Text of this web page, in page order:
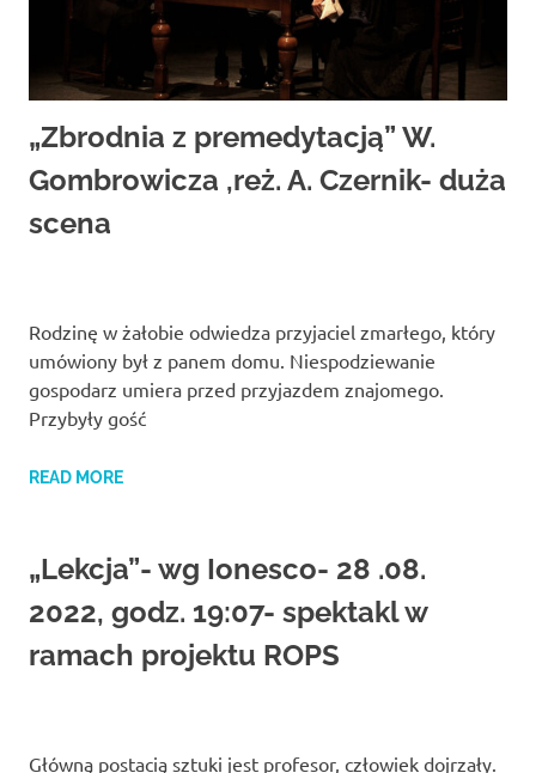
„Zbrodnia z premedytacją” W.
Gombrowicza ,reż. A. Czernik- duża
scena
Rodzinę w żałobie odwiedza przyjaciel zmarłego, który
umówiony był z panem domu. Niespodziewanie
gospodarz umiera przed przyjazdem znajomego.
Przybyły gość
READ MORE
„Lekcja”- wg Ionesco- 28 .08.
2022, godz. 19:07- spektakl w
ramach projektu ROPS
Główną postacią sztuki jest profesor, człowiek dojrzały.